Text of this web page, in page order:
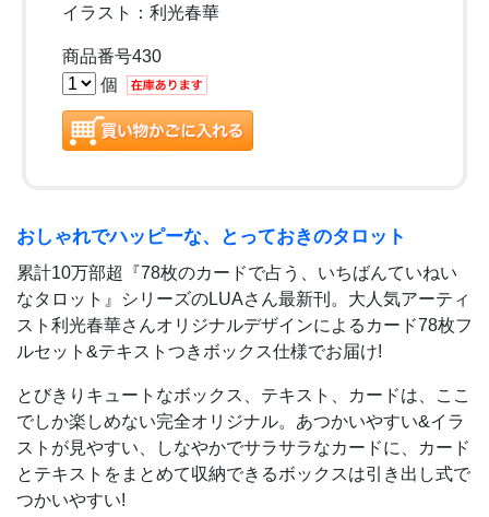
イラスト：利光春華
商品番号430
個
おしゃれでハッピーな、とっておきのタロット
累計10万部超『78枚のカードで占う、いちばんていねい
なタロット』シリーズのLUAさん最新刊。大人気アーティ
スト利光春華さんオリジナルデザインによるカード78枚フ
ルセット&テキストつきボックス仕様でお届け!
とびきりキュートなボックス、テキスト、カードは、ここ
でしか楽しめない完全オリジナル。あつかいやすい&イラ
ストが見やすい、しなやかでサラサラなカードに、カード
とテキストをまとめて収納できるボックスは引き出し式で
つかいやすい!